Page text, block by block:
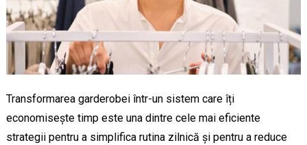
Transformarea garderobei într-un sistem care îți
economisește timp este una dintre cele mai eficiente
strategii pentru a simplifica rutina zilnică și pentru a reduce